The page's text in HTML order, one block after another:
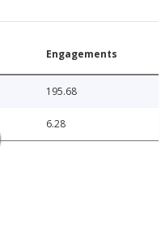
Engagements
195.68
6.28